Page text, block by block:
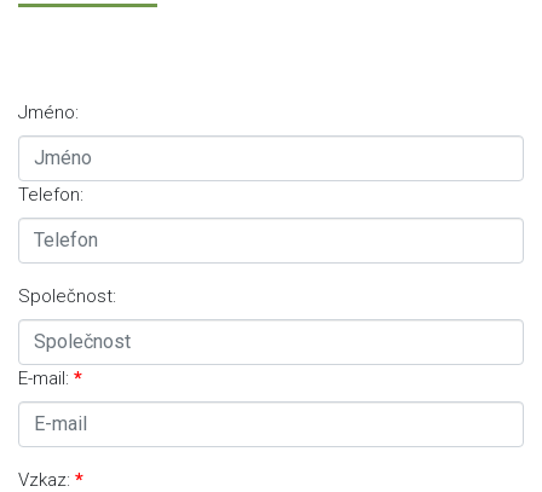
Jméno:
Telefon:
Společnost:
E-mail:
Vzkaz: